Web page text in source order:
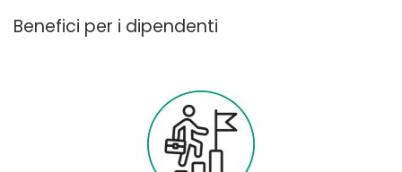
Benefici per i dipendenti